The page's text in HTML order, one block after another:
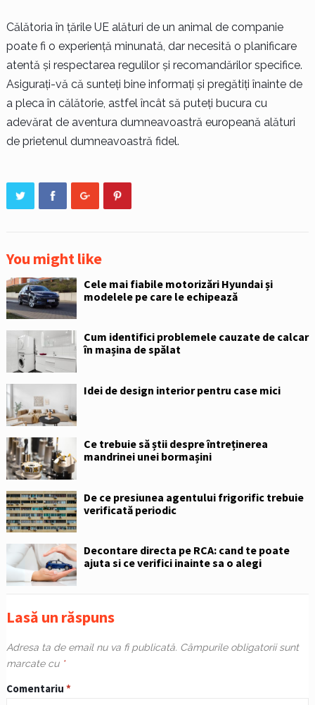
Călătoria în țările UE alături de un animal de companie
poate fi o experiență minunată, dar necesită o planificare
atentă și respectarea regulilor și recomandărilor specifice.
Asigurați-vă că sunteți bine informați și pregătiți înainte de
a pleca în călătorie, astfel încât să puteți bucura cu
adevărat de aventura dumneavoastră europeană alături
de prietenul dumneavoastră fidel.
You might like
Cele mai fiabile motorizări Hyundai și
modelele pe care le echipează
Cum identifici problemele cauzate de calcar
în mașina de spălat
Idei de design interior pentru case mici
Ce trebuie să știi despre întreținerea
mandrinei unei bormașini
De ce presiunea agentului frigorific trebuie
verificată periodic
Decontare directa pe RCA: cand te poate
ajuta si ce verifici inainte sa o alegi
Lasă un răspuns
Adresa ta de email nu va fi publicată. Câmpurile obligatorii sunt
marcate cu *
Comentariu *